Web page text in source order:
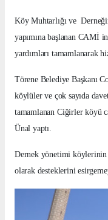
Köy Muhtarlığı ve
yapımına başlanan CAMİ
yardımları tamamlanarak
Törene Belediye Başkanı
köylüler ve çok sayıda
tamamlanan Ciğirler köyü
Ünal yaptı.
Dernek yönetimi köylerinin
olarak desteklerini